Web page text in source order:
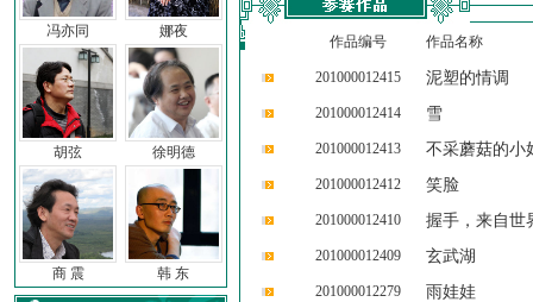
冯亦同 娜夜
胡弦 徐明德
商 震 韩 东
作品编号 作品名称
201000012415 泥塑的情调
201000012414 雪
201000012413 不采蘑菇的小
201000012412 笑脸
201000012410 握手，来自世
201000012409 玄武湖
201000012279 雨娃娃